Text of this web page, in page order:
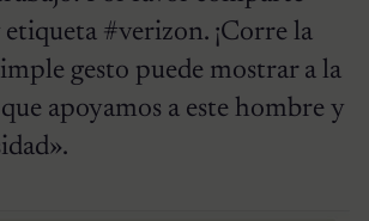
#verizon. ¡Corre la
gesto puede mostrar a la
apoyamos a este hombre y